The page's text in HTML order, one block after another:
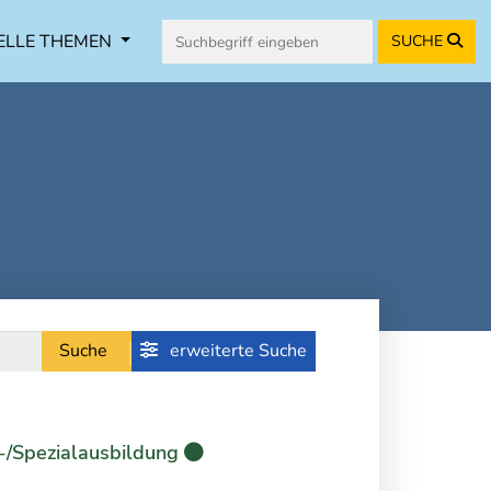
THEMEN SUCHE
Suche erweiterte Suche
Spezialausbildung